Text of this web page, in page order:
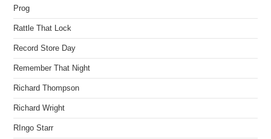
Prog
Rattle That Lock
Record Store Day
Remember That Night
Richard Thompson
Richard Wright
RIngo Starr